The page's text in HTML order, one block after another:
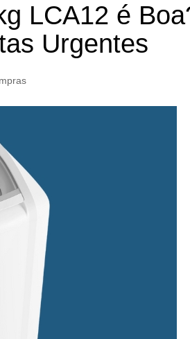
LCA12 é
Urgentes